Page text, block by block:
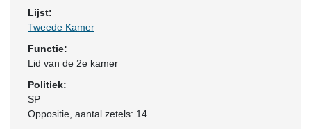
Lijst:
Tweede Kamer
Functie:
Lid van de 2e kamer
Politiek:
SP
Oppositie , aantal zetels: 14